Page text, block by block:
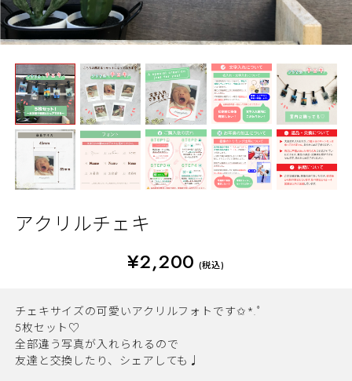
アクリルチェキ
¥2,200 (税込)
チェキサイズの可愛いアクリルフォトです✩*.ﾟ
5枚セット♡
全部違う写真が入れられるので
友達と交換したり、シェアしても♩